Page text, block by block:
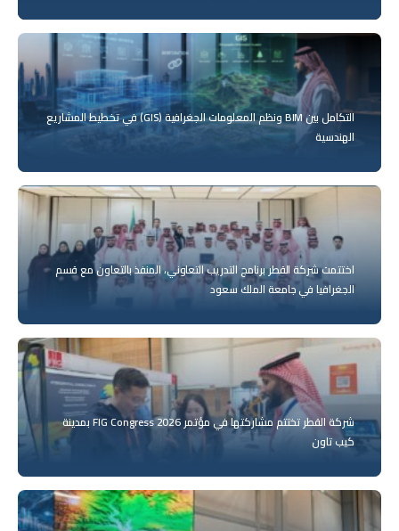
التكامل بين BIM ونظم المعلومات الجغرافية (GIS) في تخطيط المشاريع
الهندسية
اختتمت شركة القطر برنامج التدريب التعاوني، المنفذ بالتعاون مع قسم
الجغرافيا في جامعة الملك سعود
شركة القطر تختتم مشاركتها في مؤتمر FIG Congress 2026 بمدينة
كيب تاون